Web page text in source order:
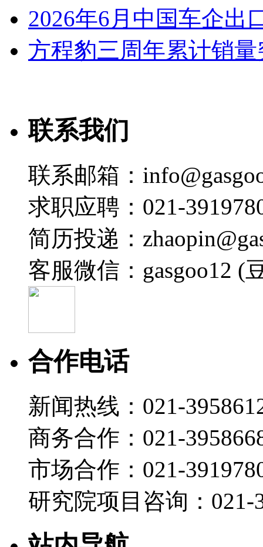
2026年6月中国车企出
方程豹三周年累计销
联系我们
联系邮箱：
求职应聘：021-
简历投递：
客服微信：gasgoo12 (
合作电话
新闻热线：021-
商务合作：021-
市场合作：021-
研究院项目咨询：021-